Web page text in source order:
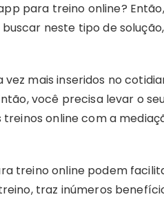
para treino online?
neste tipo de
mais inseridos no
você precisa levar o
treinos online com a
treino online podem
traz inúmeros